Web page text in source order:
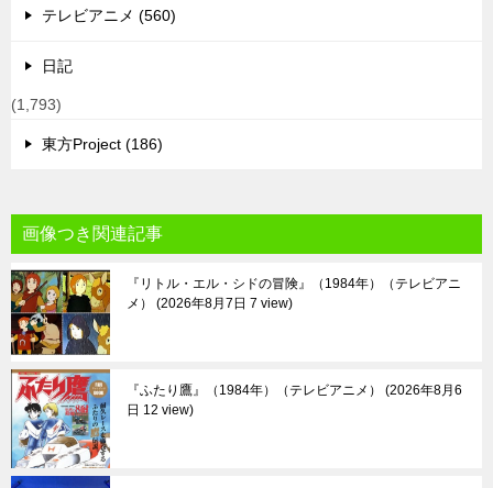
テレビアニメ (560)
日記
(1,793)
東方Project (186)
画像つき関連記事
『リトル・エル・シドの冒険』（1984年）（テレビアニ
メ）
2026年8月7日 7 view
『ふたり鷹』（1984年）（テレビアニメ）
2026年8月6
日 12 view